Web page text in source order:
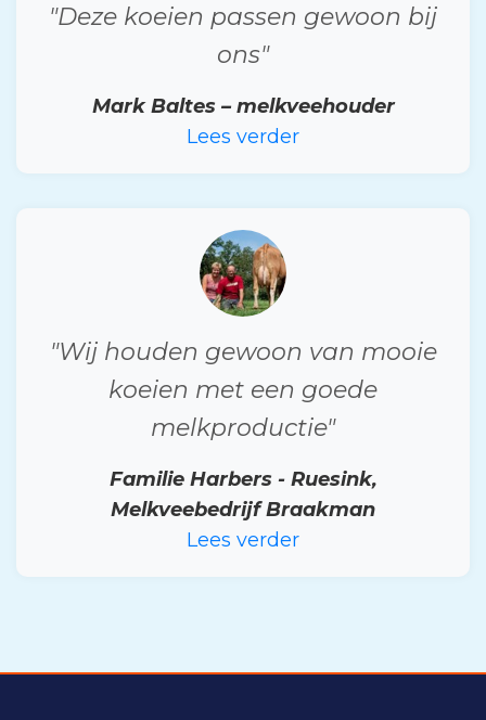
"Deze koeien passen gewoon bij
ons"
Mark Baltes – melkveehouder
Lees verder
"Wij houden gewoon van mooie
koeien met een goede
melkproductie"
Familie Harbers - Ruesink,
Melkveebedrijf Braakman
Lees verder